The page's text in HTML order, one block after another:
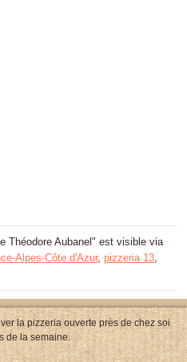
Théodore Aubanel" est visible via
Alpes-Côte d'Azur, pizzeria 13
la pizzeria ouverte près de chez soi
de la semaine.